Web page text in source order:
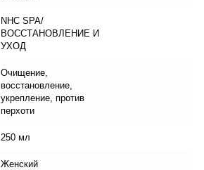
NHC SPA/
ВОССТАНОВЛЕНИЕ И
УХОД
Очищение,
восстановление,
укрепление, против
перхоти
250 мл
Женский